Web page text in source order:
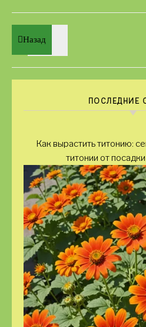
Назад
ПОСЛЕДНИЕ
Как вырастить титонию:
титонии от